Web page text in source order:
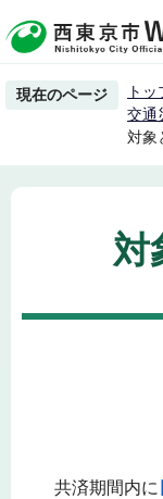
の
ー
の
先
現在のページ ト
交通
対象
対
共済期間内に